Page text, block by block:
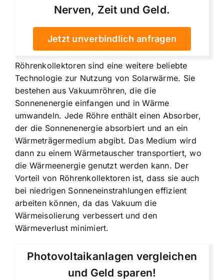
Nerven, Zeit und Geld.
Jetzt unverbindlich anfragen
Röhrenkollektoren sind eine weitere beliebte
Technologie zur Nutzung von Solarwärme. Sie
bestehen aus Vakuumröhren, die die
Sonnenenergie einfangen und in Wärme
umwandeln. Jede Röhre enthält einen Absorber,
der die Sonnenenergie absorbiert und an ein
Wärmeträgermedium abgibt. Das Medium wird
dann zu einem Wärmetauscher transportiert, wo
die Wärmeenergie genutzt werden kann. Der
Vorteil von Röhrenkollektoren ist, dass sie auch
bei niedrigen Sonneneinstrahlungen effizient
arbeiten können, da das Vakuum die
Wärmeisolierung verbessert und den
Wärmeverlust minimiert.
Photovoltaikanlagen vergleichen
und Geld sparen!